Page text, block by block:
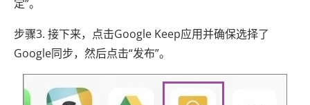
定”。
步骤3. 接下来，点击Google Keep应用并确保选择了
Google同步，然后点击“发布”。